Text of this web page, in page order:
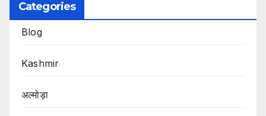
Categories
Blog
Kashmir
अल्मोड़ा